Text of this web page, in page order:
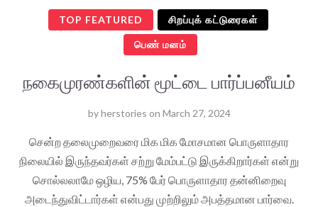
TOP FEATURED சிறப்புக் கட்டுரைகள்
பெண் மனம்
நகைமுரண்களின் மூட்டை பார்ப்பனீயம்
byherstories on March 27, 2024
சென்ற தலைமுறைவரை மிக மிக மோசமான பொருளாதார
நிலையில் இருந்தவர்கள் சற்று மேம்பட்டு இருக்கிறார்கள் என்று
சொல்லலாமே ஒழிய, 75% பேர் பொருளாதார தன்னிறைவு
அடைந்துவிட்டார்கள் என்பது முற்றிலும் அபத்தமான பார்வை.